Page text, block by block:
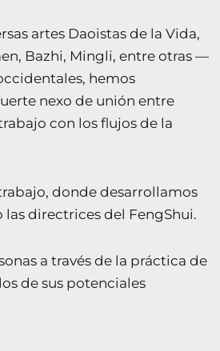
artes Daoistas de la Vida,
Bazhi, Mingli, entre otras —
hemos
nexo de unión entre
con los flujos de la
donde desarrollamos
directrices del FengShui.
a través de la práctica de
de sus potenciales